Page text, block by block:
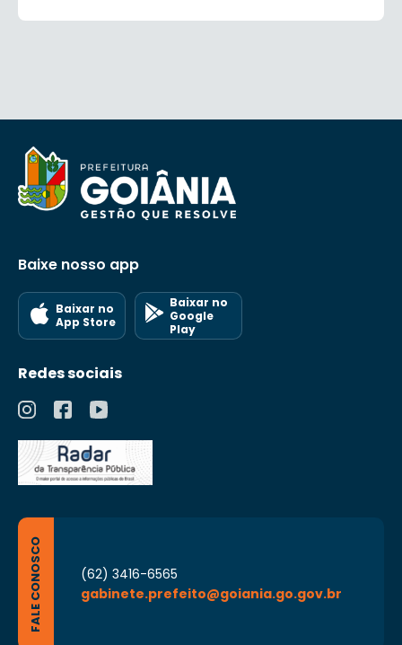
Baixe nosso app
Baixar no
App Store
Baixar no
Google
Play
Redes sociais
FALE CONOSCO
(62) 3416-6565
gabinete.prefeito@goiania.go.gov.br